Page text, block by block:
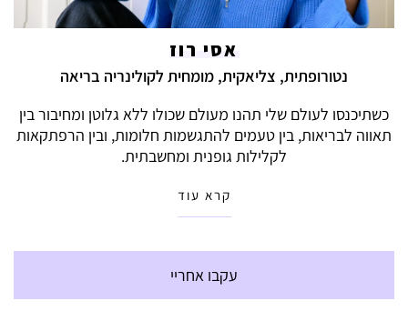
אסי רוז
נטורופתית, צליאקית, מומחית לקולינריה בריאה
כשתיכנסו לעולם שלי תהנו מעולם שכולו ללא גלוטן ומחיבור בין
תאווה לבריאות, בין טעמים להתגשמות חלומות, ובין הרפתקאות
לקלילות גופנית ומחשבתית.
קרא עוד
עקבו אחריי